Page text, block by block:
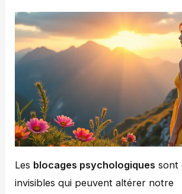
Les blocages psychologiques sont
invisibles qui peuvent altérer notre